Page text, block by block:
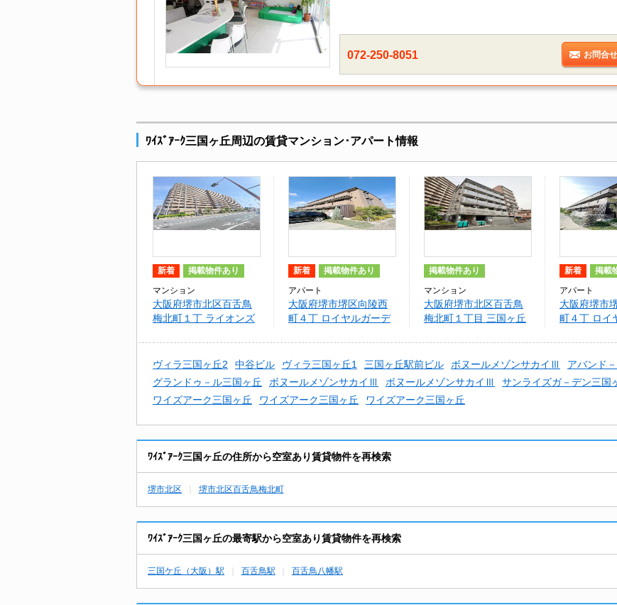
072-250-8051 お問合
ﾜｲｽﾞｱｰｸ三国ヶ丘周辺の賃貸マンション･アパート情報
新着 掲載物件あり
マンション
大阪府堺市北区百舌鳥
梅北町１丁 ライオンズ
新着 掲載物件あり
アパート
大阪府堺市堺区向陵西
町４丁 ロイヤルガーデ
掲載物件あり
マンション
大阪府堺市北区百舌鳥
梅北町１丁目 三国ヶ丘
新着 掲載
アパート
大阪府堺市
町４丁 ロイ
ヴィラ三国ヶ丘2 中谷ビル ヴィラ三国ヶ丘1 三国ヶ丘駅前ビル ボヌールメゾンサカイⅢ アバンド
グランドゥ－ル三国ヶ丘
ボヌールメゾンサカイⅢ ボヌールメゾンサカイⅢ サンライズガ－デン三国
ワイズアーク三国ヶ丘
ワイズアーク三国ヶ丘 ワイズアーク三国ヶ丘
ﾜｲｽﾞｱｰｸ三国ヶ丘の住所から空室あり賃貸物件を再検索
堺市北区 堺市北区百舌鳥梅北町
ﾜｲｽﾞｱｰｸ三国ヶ丘の最寄駅から空室あり賃貸物件を再検索
三国ケ丘（大阪）駅 百舌鳥駅 百舌鳥八幡駅